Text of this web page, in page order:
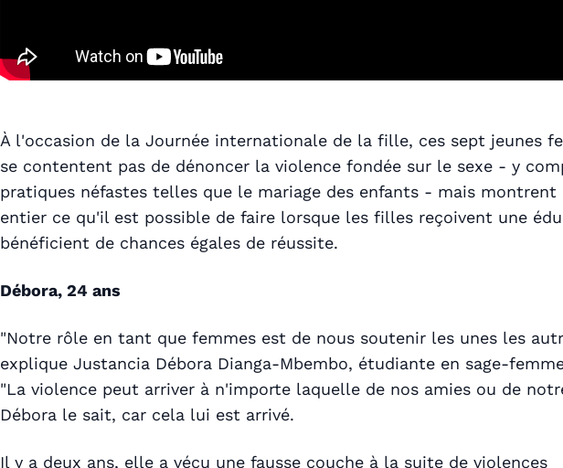
À l'occasion de la Journée internationale de la fille, ces sept jeunes
se contentent pas de dénoncer la violence fondée sur le sexe - y
pratiques néfastes telles que le mariage des enfants - mais montrent
entier ce qu'il est possible de faire lorsque les filles reçoivent une
bénéficient de chances égales de réussite.
Débora, 24 ans
"Notre rôle en tant que femmes est de nous soutenir les unes les
explique Justancia Débora Dianga-Mbembo, étudiante en sage-
"La violence peut arriver à n'importe laquelle de nos amies ou de
Débora le sait, car cela lui est arrivé.
Il y a deux ans, elle a vécu une fausse couche à la suite de violences